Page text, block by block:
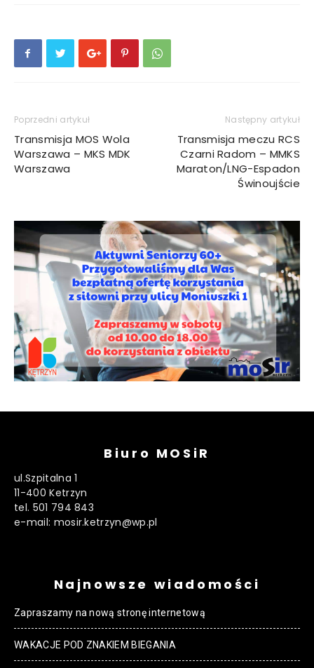
Poprzedni artykuł
Transmisja MOS Wola
Warszawa – MKS MDK
Warszawa
Następny artykuł
Transmisja meczu RCS
Czarni Radom – MMKS
Maraton/LNG-Espadon
Świnoujście
Biuro MOSiR
ul.Szpitalna 1
11-400 Ketrzyn
tel. 501 794 843
e-mail: mosir.ketrzyn@wp.pl
Najnowsze wiadomości
Zapraszamy na nową stronę internetową
WAKACJE POD ZNAKIEM BIEGANIA